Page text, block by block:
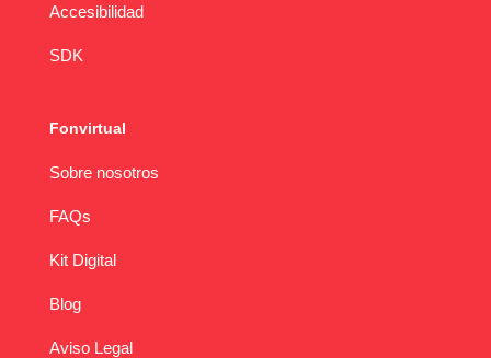
Accesibilidad
SDK
Fonvirtual
Sobre nosotros
FAQs
Kit Digital
Blog
Aviso Legal